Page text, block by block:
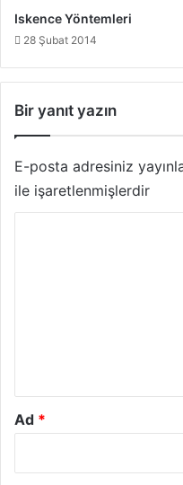
Iskence Yöntemleri
28 Şubat 2014
Bir yanıt yazın
E-posta adresiniz
ile işaretlenmişlerdir
Ad *